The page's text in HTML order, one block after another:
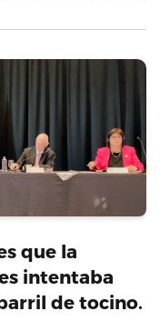
que la
intentaba
de tocino.